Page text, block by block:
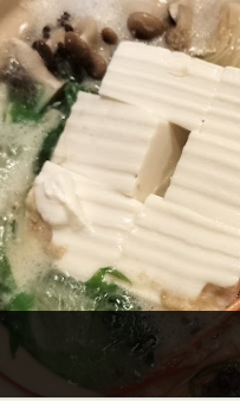
いお店が増えて嬉しいです〜